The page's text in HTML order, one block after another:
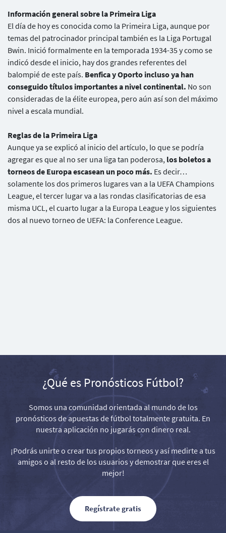
Información general sobre la Primeira Liga
El día de hoy es conocida como la Primeira Liga, aunque por
temas del patrocinador principal también es la Liga Portugal
Bwin. Inició formalmente en la temporada 1934-35 y como se
indicó desde el inicio, hay dos grandes referentes del
balompié de este país. Benfica y Oporto incluso ya han
conseguido títulos importantes a nivel continental. No son
consideradas de la élite europea, pero aún así son del máximo
nivel a escala mundial.
Reglas de la Primeira Liga
Aunque ya se explicó al inicio del artículo, lo que se podría
agregar es que al no ser una liga tan poderosa, los boletos a
torneos de Europa escasean un poco más. Es decir…
solamente los dos primeros lugares van a la UEFA Champions
League, el tercer lugar va a las rondas clasificatorias de esa
misma UCL, el cuarto lugar a la Europa League y los siguientes
dos al nuevo torneo de UEFA: la Conference League.
¿Qué es Pronósticos Fútbol?
Somos una comunidad orientada al mundo de los
pronósticos de apuestas de fútbol totalmente gratuita. En
nuestra aplicación no jugarás con dinero real.
¡Podrás unirte o crear tus propios torneos y así medirte a tus
amigos o al resto de los usuarios y demostrar que eres el
mejor!
Regístrate gratis